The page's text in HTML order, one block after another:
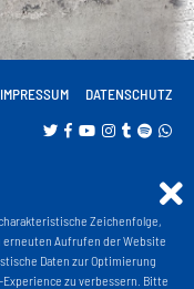
IMPRESSUM DATENSCHUTZ
Projekt Liga 3
Zeichenfolge,
Aufrufen der Website
Daten zur Optimierung
zu verbessern. Bitte